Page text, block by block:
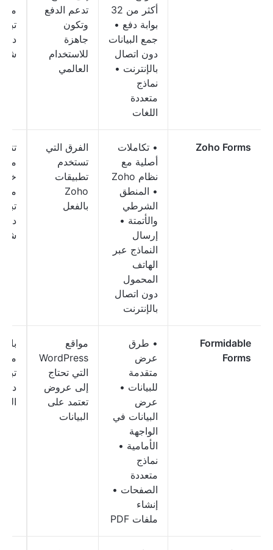
أكثر من 32
بوابة دفع •
جمع البيانات
دون اتصال
بالإنترنت •
نماذج
متعددة
اللغات
تدعم الدفع
وتكون
جاهزة
للاستخدام
العالمي
Zoho Forms
• تكاملات
أصلية مع
نظام Zoho
• المنطق
الشرطي
والأتمتة •
إرسال
النماذج عبر
الهاتف
المحمول
دون اتصال
بالإنترنت
الفرق التي
تستخدم
تطبيقات
Zoho
بالفعل
Formidable
Forms
• طرق
عرض
متقدمة
للبيانات •
عرض
البيانات في
الواجهة
الأمامية •
نماذج
متعددة
الصفحات •
إنشاء
ملفات PDF
مواقع
WordPress
التي تحتاج
إلى عروض
تعتمد على
البيانات